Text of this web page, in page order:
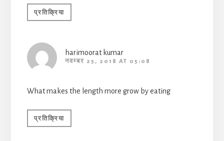
प्रतिक्रिया
harimoorat kumar
नवम्बर 25, 2018 AT 05:08
What makes the length more grow by eating
प्रतिक्रिया